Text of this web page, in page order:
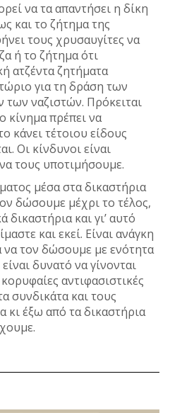
να τα απαντήσει η δίκη
και το ζήτημα της
τους χρυσαυγίτες να
ή το ζήτημα ότι
ατζέντα ζητήματα
για τη δράση των
ναζιστών. Πρόκειται
κίνημα πρέπει να
κάνει τέτοιου είδους
Οι κίνδυνοι είναι
τους υποτιμήσουμε.
μέσα στα δικαστήρια
δώσουμε μέχρι το τέλος,
δικαστήρια και γι’ αυτό
και εκεί. Είναι ανάγκη
να τον δώσουμε με ενότητα
δυνατό να γίνονται
αντιφασιστικές
συνδικάτα και τους
κι έξω από τα δικαστήρια